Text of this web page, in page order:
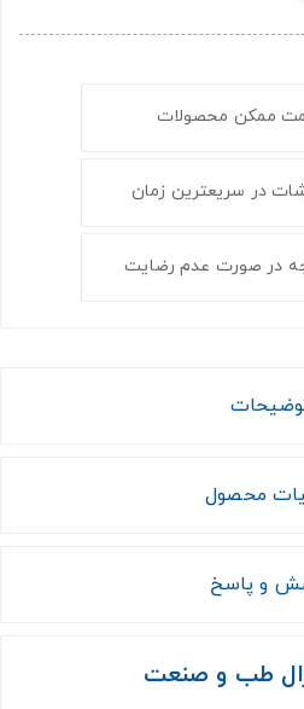
ممکن محصولات
در سریعترین زمان
در صورت عدم رضایت
محصول
و پاسخ
طب و صنعت